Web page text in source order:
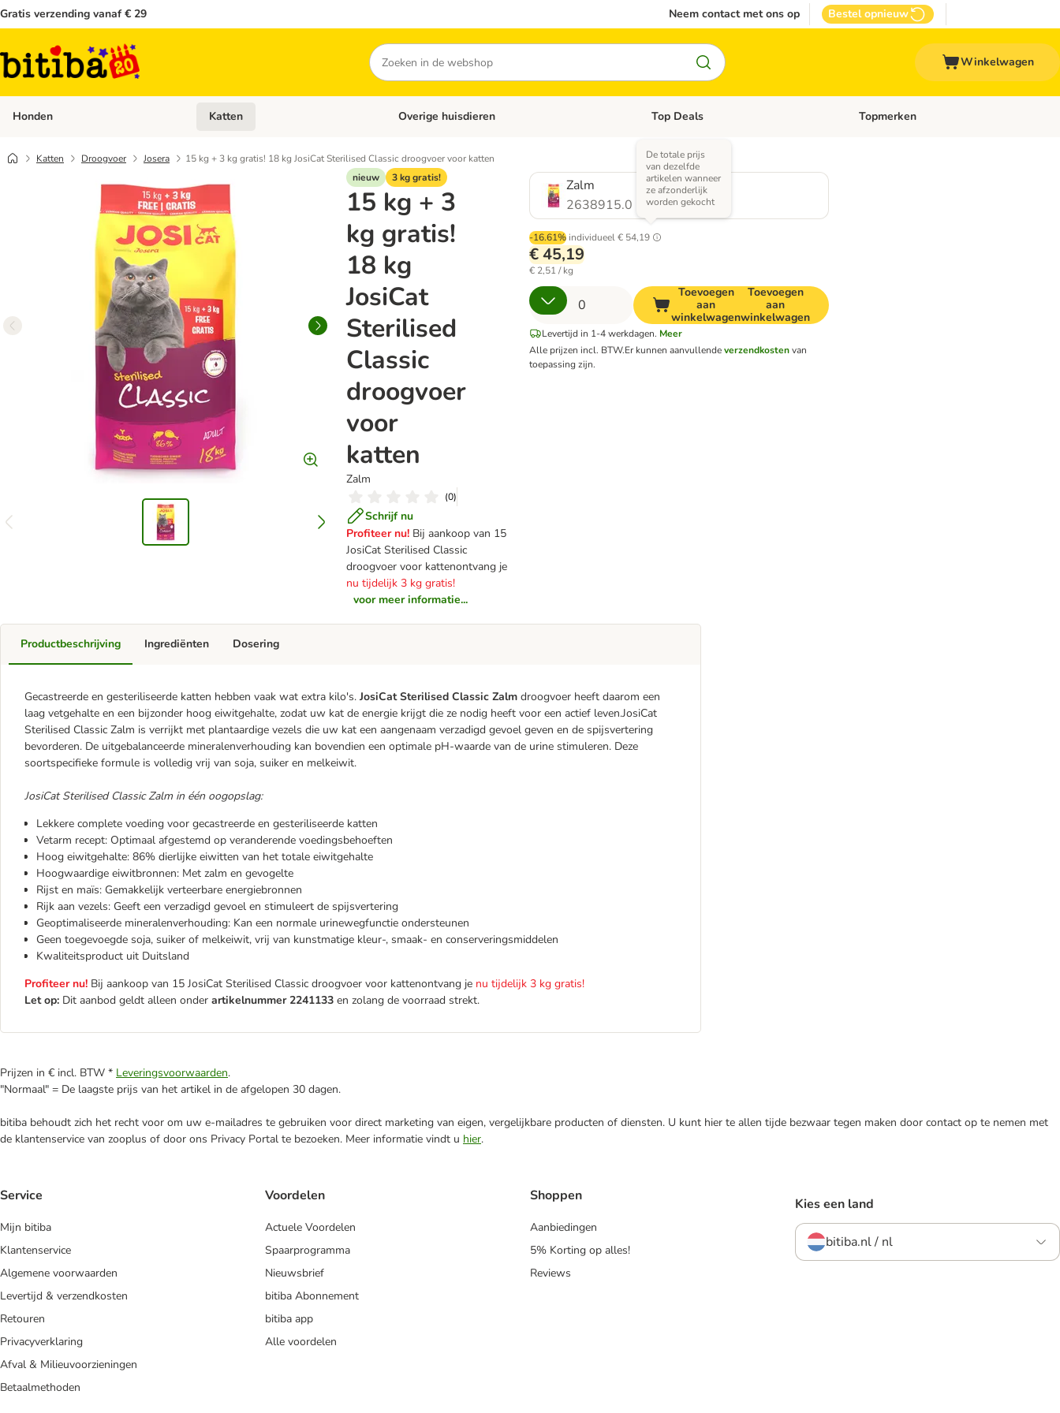
Gratis verzending vanaf € 29 Neem contact met ons op Bestel opnieuw
Zoeken
Winkelwagen
Honden Open categoriemenu: Honden
Katten Open categoriemenu: Katten
Overige huisdieren Open categoriemenu: Overige huisdieren
Top Deals Open categoriemenu: Top Deals
Topmerken
Katten Droogvoer Josera
15 kg + 3 kg gratis! 18 kg JosiCat Sterilised Classic droogvoer voor katten
nieuw
3 kg gratis!
15 kg + 3
kg gratis!
18 kg
JosiCat
Sterilised
Classic
droogvoer
voor
katten
Zalm
(0)
Schrijf nu
Profiteer nu! Bij aankoop van 15
JosiCat Sterilised Classic
droogvoer voor kattenontvang je
nu tijdelijk 3 kg gratis!
voor meer informatie...
Zalm
2638915.0
-16.61% individueel€ 54,19
De totale prijs
van dezelfde
artikelen wanneer
ze afzonderlijk
worden gekocht
€ 45,19
€ 2,51 / kg
Toevoegen
aan
winkelwagen
Toevoegen
aan
winkelwagen
Levertijd in 1-4 werkdagen. Meer
Alle prijzen incl. BTW.Er kunnen aanvullendeverzendkostenvan
toepassing zijn.
Productbeschrijving
Gecastreerde en gesteriliseerde katten hebben vaak wat extra kilo's. JosiCat Sterilised Classic Zalm droogvoer heeft daarom een ​​
laag vetgehalte en een bijzonder hoog eiwitgehalte, zodat uw kat de energie krijgt die ze nodig heeft voor een actief leven.JosiCat
Sterilised Classic Zalm is verrijkt met plantaardige vezels die uw kat een aangenaam verzadigd gevoel geven en de spijsvertering
bevorderen. De uitgebalanceerde mineralenverhouding kan bovendien een optimale pH-waarde van de urine stimuleren. Deze
soortspecifieke formule is volledig vrij van soja, suiker en melkeiwit.
JosiCat Sterilised Classic Zalm in één oogopslag:
Lekkere complete voeding voor gecastreerde en gesteriliseerde katten
Vetarm recept: Optimaal afgestemd op veranderende voedingsbehoeften
Hoog eiwitgehalte: 86% dierlijke eiwitten van het totale eiwitgehalte
Hoogwaardige eiwitbronnen: Met zalm en gevogelte
Rijst en maïs: Gemakkelijk verteerbare energiebronnen
Rijk aan vezels: Geeft een verzadigd gevoel en stimuleert de spijsvertering
Geoptimaliseerde mineralenverhouding: Kan een normale urinewegfunctie ondersteunen
Geen toegevoegde soja, suiker of melkeiwit, vrij van kunstmatige kleur-, smaak- en conserveringsmiddelen
Kwaliteitsproduct uit Duitsland
Profiteer nu! Bij aankoop van 15 JosiCat Sterilised Classic droogvoer voor kattenontvang je nu tijdelijk 3 kg gratis!
Let op: Dit aanbod geldt alleen onder artikelnummer 2241133 en zolang de voorraad strekt.
Ingrediënten Dosering
Prijzen in € incl. BTW * Leveringsvoorwaarden.
"Normaal" = De laagste prijs van het artikel in de afgelopen 30 dagen.
bitiba behoudt zich het recht voor om uw e-mailadres te gebruiken voor direct marketing van eigen, vergelijkbare producten of diensten. U kunt hier te allen tijde bezwaar tegen maken door contact op te nemen met
de klantenservice van zooplus of door ons Privacy Portal te bezoeken. Meer informatie vindt u hier.
Service
Mijn bitiba
Klantenservice
Algemene voorwaarden
Levertijd & verzendkosten
Retouren
Privacyverklaring
Afval & Milieuvoorzieningen
Betaalmethoden
Voordelen
Actuele Voordelen
Spaarprogramma
Nieuwsbrief
bitiba Abonnement
bitiba app
Alle voordelen
Shoppen
Aanbiedingen
5% Korting op alles!
Reviews
Kies een land
bitiba.nl / nl